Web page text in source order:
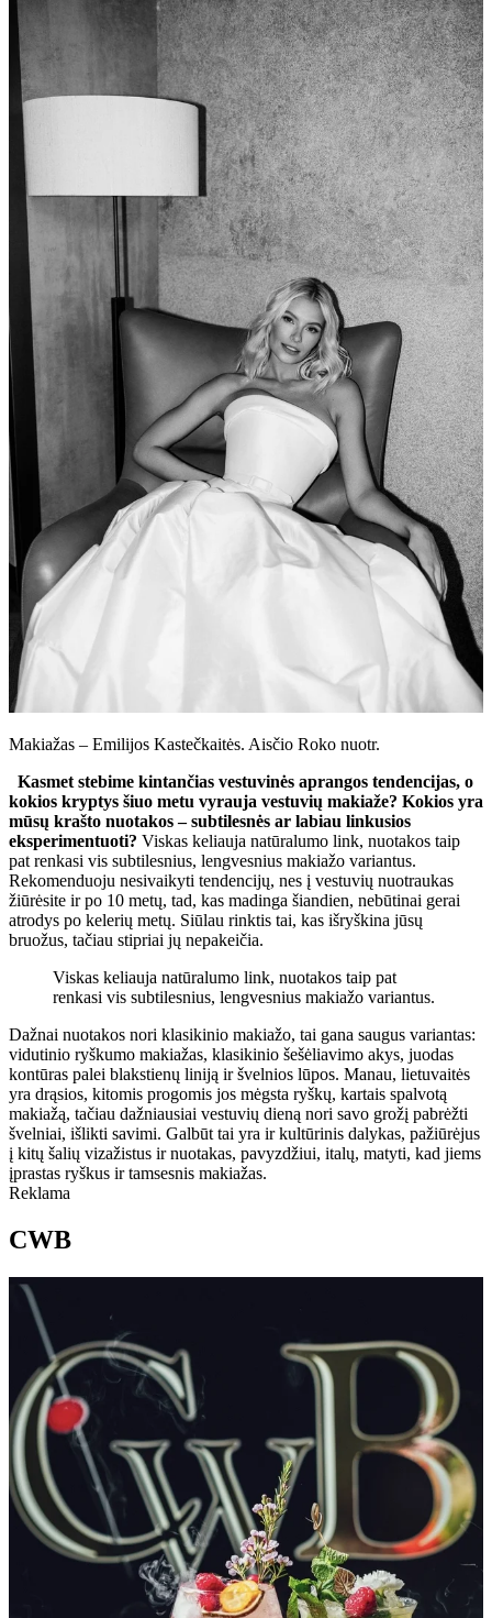
Makiažas – Emilijos Kastečkaitės. Aisčio Roko nuotr.
Kasmet stebime kintančias vestuvinės aprangos tendencijas, o
kokios kryptys šiuo metu vyrauja vestuvių makiaže? Kokios yra
mūsų krašto nuotakos – subtilesnės ar labiau linkusios
eksperimentuoti? Viskas keliauja natūralumo link, nuotakos taip
pat renkasi vis subtilesnius, lengvesnius makiažo variantus.
Rekomenduoju nesivaikyti tendencijų, nes į vestuvių nuotraukas
žiūrėsite ir po 10 metų, tad, kas madinga šiandien, nebūtinai gerai
atrodys po kelerių metų. Siūlau rinktis tai, kas išryškina jūsų
bruožus, tačiau stipriai jų nepakeičia.
Viskas keliauja natūralumo link, nuotakos taip pat
renkasi vis subtilesnius, lengvesnius makiažo variantus.
Dažnai nuotakos nori klasikinio makiažo, tai gana saugus variantas:
vidutinio ryškumo makiažas, klasikinio šešėliavimo akys, juodas
kontūras palei blakstienų liniją ir švelnios lūpos. Manau, lietuvaitės
yra drąsios, kitomis progomis jos mėgsta ryškų, kartais spalvotą
makiažą, tačiau dažniausiai vestuvių dieną nori savo grožį pabrėžti
švelniai, išlikti savimi. Galbūt tai yra ir kultūrinis dalykas, pažiūrėjus
į kitų šalių vizažistus ir nuotakas, pavyzdžiui, italų, matyti, kad jiems
įprastas ryškus ir tamsesnis makiažas.
Reklama
CWB